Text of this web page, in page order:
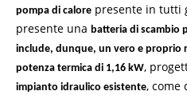
pompa di calore presente in tutti
presente una batteria di scambio
include, dunque, un vero e proprio
potenza termica di 1,16 kW,
impianto idraulico esistente, come